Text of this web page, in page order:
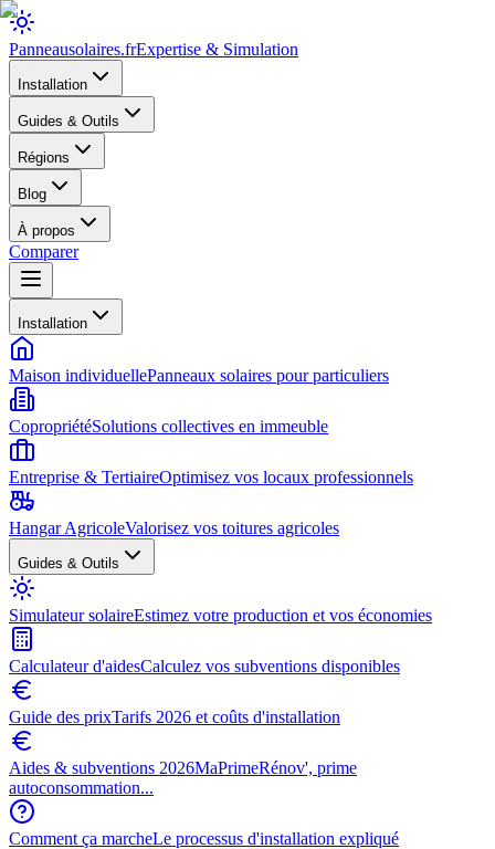
Panneausolaires.frExpertise & Simulation
Installation
Guides & Outils
Régions
Blog
À propos
Comparer
Installation
Maison individuellePanneaux solaires pour particuliers
CopropriétéSolutions collectives en immeuble
Entreprise & TertiaireOptimisez vos locaux professionnels
Hangar AgricoleValorisez vos toitures agricoles
Guides & Outils
Simulateur solaireEstimez votre production et vos économies
Calculateur d'aidesCalculez vos subventions disponibles
Guide des prixTarifs 2026 et coûts d'installation
Aides & subventions 2026MaPrimeRénov', prime
autoconsommation...
Comment ça marcheLe processus d'installation expliqué